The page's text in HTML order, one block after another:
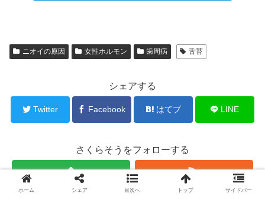
ニオイの原因 女性ホルモン 歯周病 舌苔
シェアする
Twitter Facebook はてブ LINE
さくらそうをフォローする
ホーム シェア 目次へ トップ サイドバー